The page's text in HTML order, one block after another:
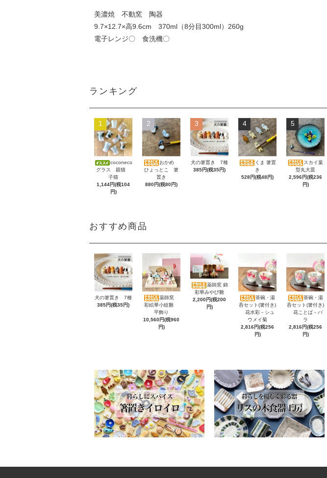
美濃焼 不動窯 陶器
9.7×12.7×高9.6cm 370ml（8分目300ml）260g
電子レンジ〇 食洗機〇
ランキング
1
coconeco
グラス 親猫
子猫
1,144円(税104
円)
2
おかめ
ひょっとこ 箸
置き
880円(税80円)
3
犬の箸置き 7種
385円(税35円)
4
くま 箸置
き
528円(税48円)
5
スカイ葉
型丸大皿
2,596円(税236
円)
おすすめ商品
犬の箸置き 7種
385円(税35円)
薬師窯
彩絵華小紋雛
平飾り
10,560円(税960
円)
薬師窯 錦
彩華みやび雛
2,200円(税200
円)
茶碗・湯
呑セット(箸付き)
花水彩－シュ
ウメイ菊
2,816円(税256
円)
茶碗・湯
呑セット(箸付き)
花ことば－バ
ラ
2,816円(税256
円)